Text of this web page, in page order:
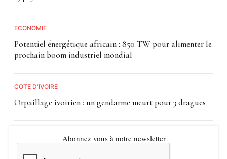
ECONOMIE
Potentiel énergétique africain : 850 TW pour alimenter le
prochain boom industriel mondial
CÔTE D'IVOIRE
Orpaillage ivoirien : un gendarme meurt pour 3 dragues
Abonnez vous à notre newsletter